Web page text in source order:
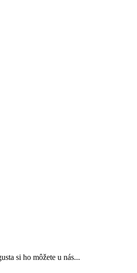
si ho môžete u nás...